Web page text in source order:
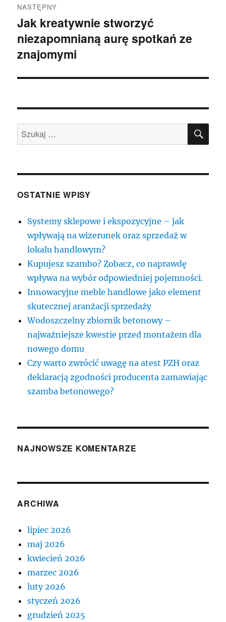
NASTĘPNY
Następny
wpis:
Jak kreatywnie stworzyć
niezapomnianą aurę spotkań ze
znajomymi
Szukaj:
OSTATNIE WPISY
Systemy sklepowe i ekspozycyjne – jak
wpływają na wizerunek oraz sprzedaż w
lokalu handlowym?
Kupujesz szambo? Zobacz, co naprawdę
wpływa na wybór odpowiedniej pojemności.
Innowacyjne meble handlowe jako element
skutecznej aranżacji sprzedaży
Wodoszczelny zbiornik betonowy –
najważniejsze kwestie przed montażem dla
nowego domu
Czy warto zwrócić uwagę na atest PZH oraz
deklaracją zgodności producenta zamawiając
szamba betonowego?
NAJNOWSZE KOMENTARZE
ARCHIWA
lipiec 2026
maj 2026
kwiecień 2026
marzec 2026
luty 2026
styczeń 2026
grudzień 2025